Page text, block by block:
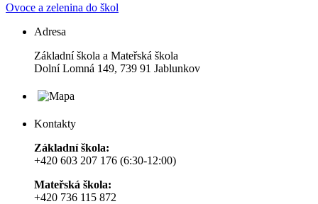
Ovoce a zelenina do škol
Adresa
Základní škola a Mateřská škola
Dolní Lomná 149, 739 91 Jablunkov
Kontakty
Základní škola:
+420 603 207 176 (6:30-12:00)
Mateřská škola:
+420 736 115 872